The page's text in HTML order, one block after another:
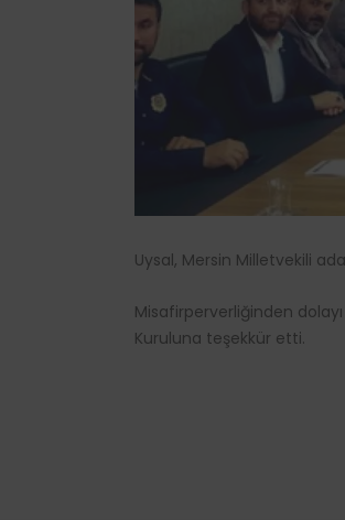
Uysal, Mersin Milletvekili
Misafirperverliğinden
Kuruluna teşekkür etti.